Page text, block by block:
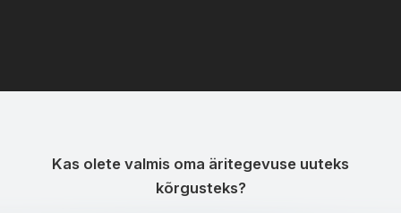
Kas olete valmis oma äritegevuse uuteks
kõrgusteks?